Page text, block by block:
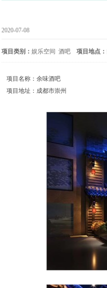
2020-07-08
项目类别： 娱乐空间 酒吧 项目地点：
项目名称：余味酒吧
项目地址：成都市崇州